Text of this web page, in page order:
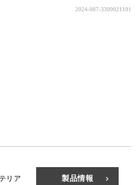
2024-087-3309021101
リア
製品情報